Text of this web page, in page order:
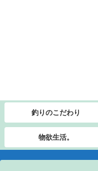
釣りのこだわり
物欲生活。